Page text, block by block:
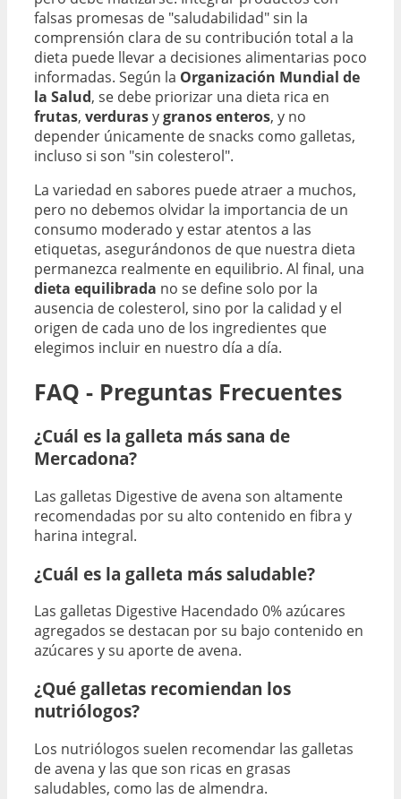
falsas promesas de "saludabilidad" sin la
comprensión clara de su contribución total a la
dieta puede llevar a decisiones alimentarias poco
informadas. Según la Organización Mundial de
la Salud, se debe priorizar una dieta rica en
frutas, verdurasygranos enteros, y no
depender únicamente de snacks como galletas,
incluso si son "sin colesterol".
La variedad en sabores puede atraer a muchos,
pero no debemos olvidar la importancia de un
consumo moderado y estar atentos a las
etiquetas, asegurándonos de que nuestra dieta
permanezca realmente en equilibrio. Al final, una
dieta equilibrada no se define solo por la
ausencia de colesterol, sino por la calidad y el
origen de cada uno de los ingredientes que
elegimos incluir en nuestro día a día.
FAQ - Preguntas Frecuentes
¿Cuál es la galleta más sana de
Mercadona?
Las galletas Digestive de avena son altamente
recomendadas por su alto contenido en fibra y
harina integral.
¿Cuál es la galleta más saludable?
Las galletas Digestive Hacendado 0% azúcares
agregados se destacan por su bajo contenido en
azúcares y su aporte de avena.
¿Qué galletas recomiendan los
nutriólogos?
Los nutriólogos suelen recomendar las galletas
de avena y las que son ricas en grasas
saludables, como las de almendra.